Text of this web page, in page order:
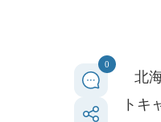
0
北
トキ